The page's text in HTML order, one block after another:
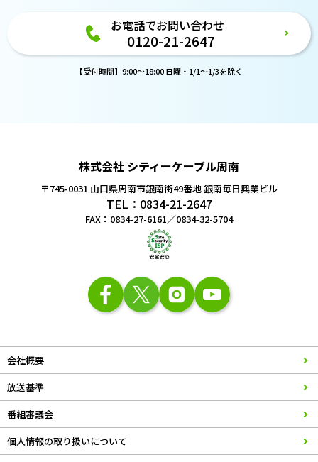
お電話でお問い合わせ
0120-21-2647
【受付時間】9:00～18:00 日曜・1/1～1/3を除く
株式会社 シティーケーブル周南
〒745-0031 山口県周南市銀南街49番地銀南毎日興業ビル
TEL：0834-21-2647
FAX：0834-27-6161／0834-32-5704
会社概要
放送基準
番組審議会
個人情報の取り扱いについて